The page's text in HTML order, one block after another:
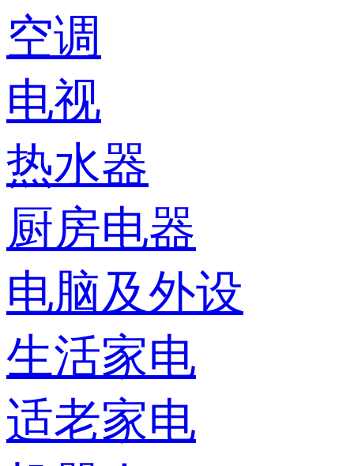
空调
电视
热水器
厨房电器
电脑及外设
生活家电
适老家电